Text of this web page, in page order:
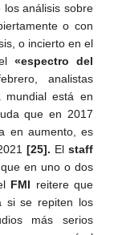
los análisis sobre
o con
o incierto en el
el«espectro del
analistas
mundial está en
que en 2017
en aumento, es
[25]. El staff
en uno o dos
FMI reitere que
si se repiten los
más serios